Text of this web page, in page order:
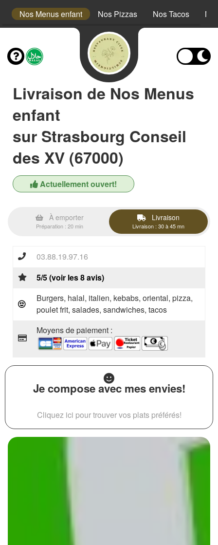
Nos Menus enfant Nos Pizzas Nos Tacos
Livraison de Nos Menus
enfant
sur Strasbourg Conseil
des XV (67000)
Actuellement ouvert!
À emporter
Préparation : 20 min
Livraison
Livraison : 30 à 45 mn
03.88.19.97.16
5/5 (voir les 8 avis)
Burgers, halal, italien, kebabs, oriental, pizza,
poulet frit, salades, sandwiches, tacos
Moyens de paiement :
Je compose avec mes envies!
Cliquez ici pour trouver vos plats préférés!